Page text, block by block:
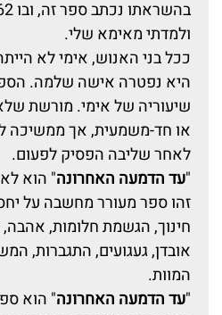
ולמדתי מאימא שלי.
ככל בני האנוש, אימי לא
היא נפטרה אישה שלמה.
שיעוריה של אימי. מורשת
או חד-משמעית, אך ממשיכה
לאחר שליבה הפסיק לפעום.
"עד הדמעה האחרונה" הוא
זהו ספר מעורר מחשבה על
חינוך, הגשמת חלומות, אהבה,
אובדן, געגועים, התגברות,
המוות.
"עד הדמעה האחרונה" הוא